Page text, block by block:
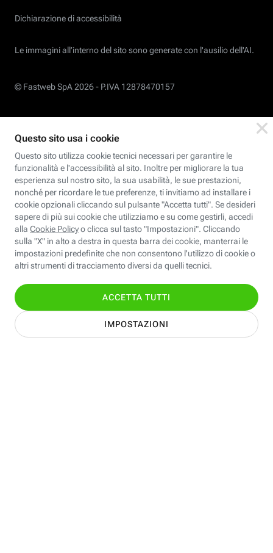
Dichiarazione di accessibilità
Le immagini all’interno del sito sono generate con l'ausilio dell'AI.
© Fastweb SpA 2026 - P.IVA 12878470157